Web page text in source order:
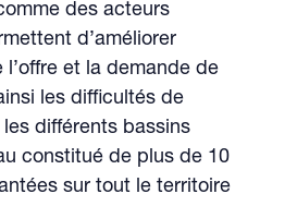
des acteurs
d’améliorer
l’offre et la demande de
les difficultés de
différents bassins
constitué de plus de 10
sur tout le territoire